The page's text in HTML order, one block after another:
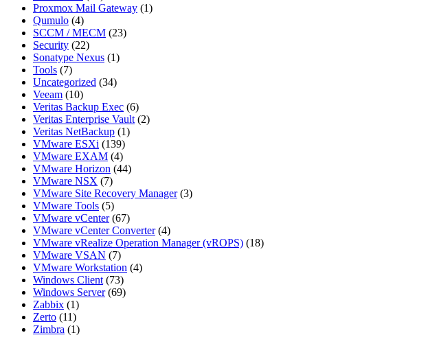
Proxmox Mail Gateway (1)
Qumulo (4)
SCCM / MECM (23)
Security (22)
Sonatype Nexus (1)
Tools (7)
Uncategorized (34)
Veeam (10)
Veritas Backup Exec (6)
Veritas Enterprise Vault (2)
Veritas NetBackup (1)
VMware ESXi (139)
VMware EXAM (4)
VMware Horizon (44)
VMware NSX (7)
VMware Site Recovery Manager(3)
VMware Tools (5)
VMware vCenter(67)
VMware vCenter Converter(4)
VMware vRealize Operation Manager (vROPS) (18)
VMware VSAN (7)
VMware Workstation (4)
Windows Client (73)
Windows Server(69)
Zabbix (1)
Zerto (11)
Zimbra (1)